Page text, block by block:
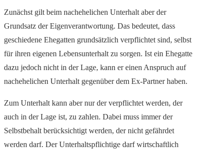
Zunächst gilt beim nachehelichen Unterhalt aber der
Grundsatz der Eigenverantwortung. Das bedeutet, dass
geschiedene Ehegatten grundsätzlich verpflichtet sind, selbst
für ihren eigenen Lebensunterhalt zu sorgen. Ist ein Ehegatte
dazu jedoch nicht in der Lage, kann er einen Anspruch auf
nachehelichen Unterhalt gegenüber dem Ex-Partner haben.
Zum Unterhalt kann aber nur der verpflichtet werden, der
auch in der Lage ist, zu zahlen. Dabei muss immer der
Selbstbehalt berücksichtigt werden, der nicht gefährdet
werden darf. Der Unterhaltspflichtige darf wirtschaftlich